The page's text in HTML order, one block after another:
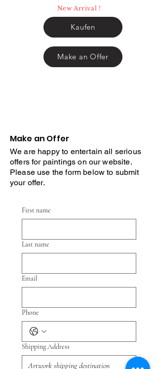
New Arrival !
Kaufen
Make an Offer
Make an Offer
We are happy to entertain all serious
offers for paintings on our website.
Please use the form below to submit
your offer.
First name
Last name
Email
Phone
Shipping Address